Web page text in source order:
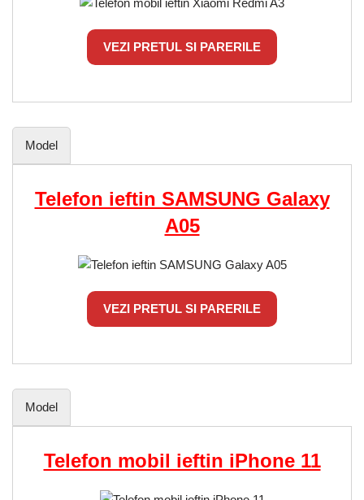
VEZI PRETUL SI PARERILE
Model
Telefon ieftin SAMSUNG Galaxy
A05
VEZI PRETUL SI PARERILE
Model
Telefon mobil ieftin iPhone 11